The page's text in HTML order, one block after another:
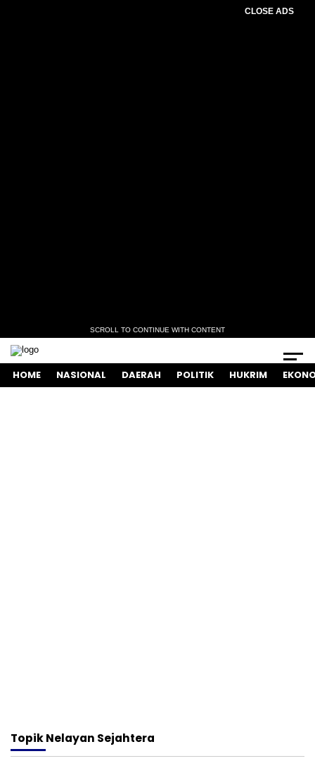
CLOSE ADS
SCROLL TO CONTINUE WITH CONTENT
HOME NASIONAL DAERAH POLITIK HUKRIM
TopikNelayan Sejahtera